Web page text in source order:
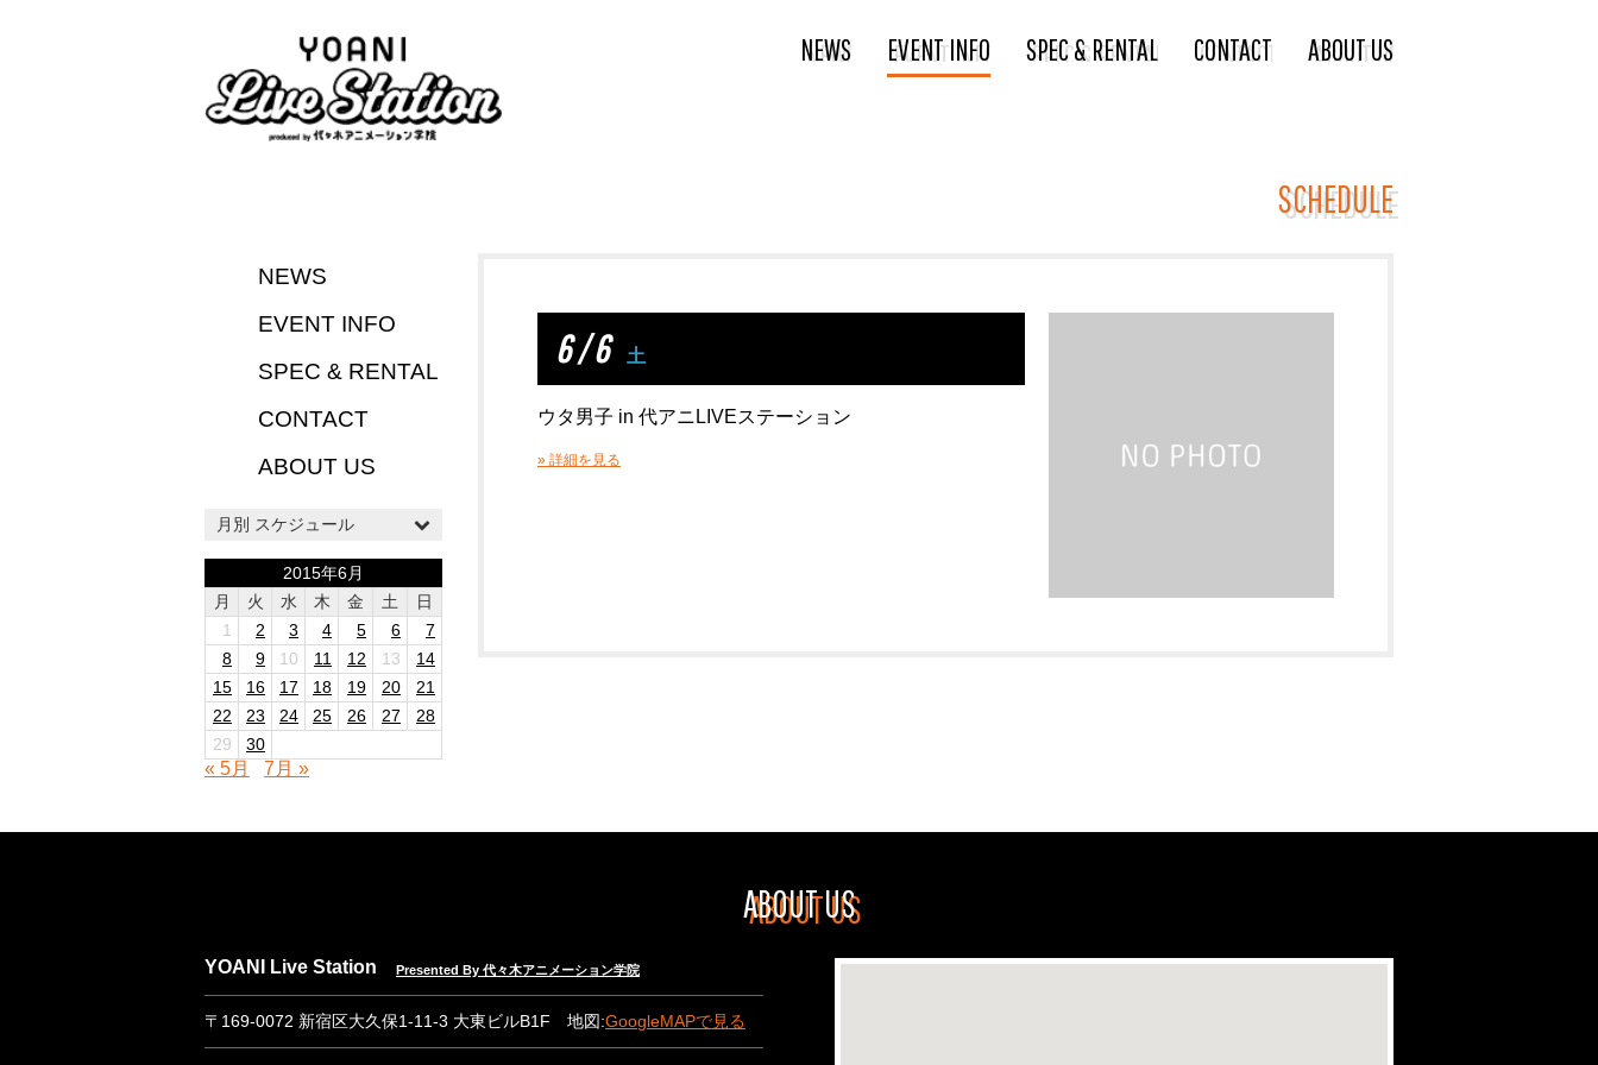
NEWS EVENT INFO SPEC & RENTAL CONTACT ABOUT US
SCHEDULE
NEWS
EVENT INFO
SPEC & RENTAL
CONTACT
ABOUT US
月別 スケジュール
2015年6月
月
火 水 木 金 土
日
1
2 3 4 5 6
7
8
9 10 11 12 13
14
15
16 17 18 19 20
21
22
23 24 25 26 27
28
29
30
« 5月 7月 »
6 / 6 土
ウタ男子 in 代アニLIVEステーション
» 詳細を見る
ABOUT US
YOANI Live Station Presented By 代々木アニメーション学院
〒169-0072 新宿区大久保1-11-3 大東ビルB1F 地図:GoogleMAPで見る